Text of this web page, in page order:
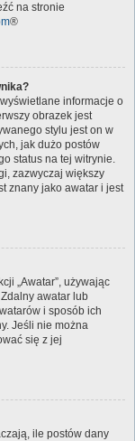
na stronie
®
informacje o
obrazek jest
stylu jest on w
jak dużo postów
status na tej witrynie.
zazwyczaj większy
znany jako awatar i jest
„Awatar”, używając
awatar lub
i sposób ich
Jeśli nie można
się z jej
ile postów dany